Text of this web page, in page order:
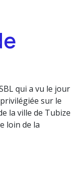
qui a vu le jour
sur le
la ville de Tubize
loin de la